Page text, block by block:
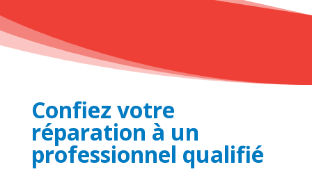
Confiez votre
réparation à un
professionnel qualifié